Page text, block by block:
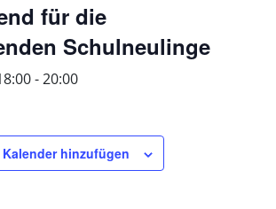
für die
Schulneulinge
-20:00
Kalender hinzufügen